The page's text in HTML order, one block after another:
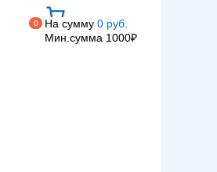
0 На сумму 0 руб.
Мин.сумма 1000₽